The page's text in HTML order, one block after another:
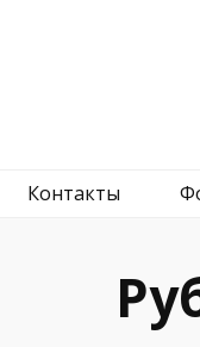
Blog
Контакты